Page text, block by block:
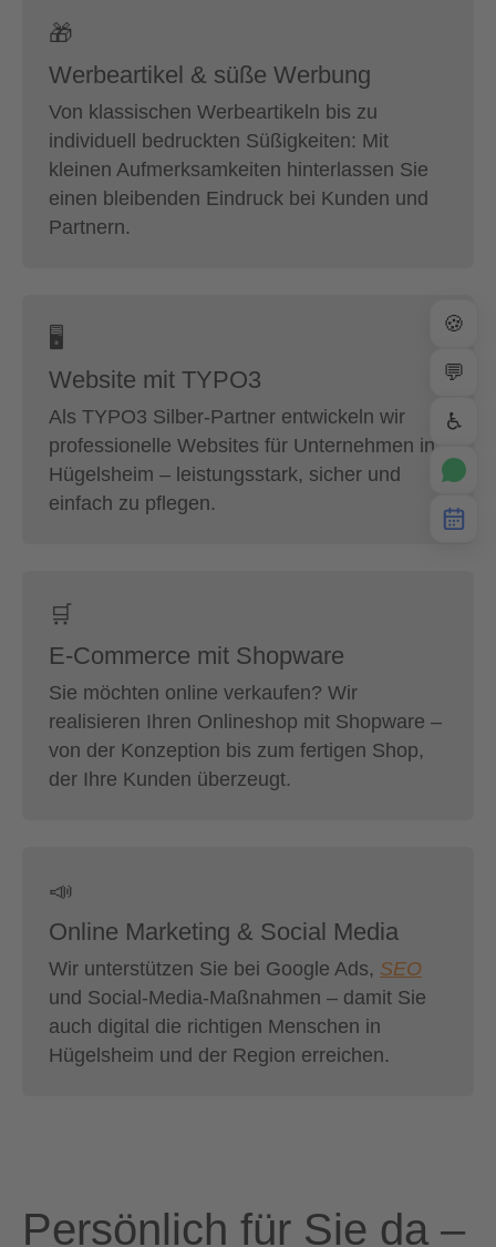
🎁
Werbeartikel & süße Werbung
Von klassischen Werbeartikeln bis zu
individuell bedruckten Süßigkeiten: Mit
kleinen Aufmerksamkeiten hinterlassen Sie
einen bleibenden Eindruck bei Kunden und
Partnern.
🖥
Website mit TYPO3
Als TYPO3 Silber-Partner entwickeln wir
professionelle Websites für Unternehmen in
Hügelsheim – leistungsstark, sicher und
einfach zu pflegen.
🛒
E-Commerce mit Shopware
Sie möchten online verkaufen? Wir
realisieren Ihren Onlineshop mit Shopware –
von der Konzeption bis zum fertigen Shop,
der Ihre Kunden überzeugt.
📣
Online Marketing & Social Media
Wir unterstützen Sie bei Google Ads, SEO
und Social-Media-Maßnahmen – damit Sie
auch digital die richtigen Menschen in
Hügelsheim und der Region erreichen.
Persönlich für Sie da –
🍪
💬
♿